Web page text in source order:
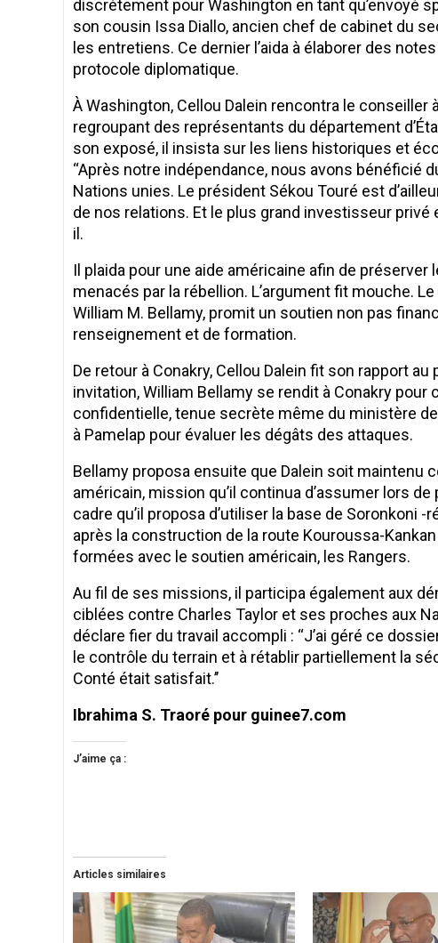
discrètement pour Washington en tant qu’envoyé
son cousin Issa Diallo, ancien chef de cabinet du
les entretiens. Ce dernier l’aida à élaborer des
protocole diplomatique.
À Washington, Cellou Dalein rencontra le
regroupant des représentants du département
son exposé, il insista sur les liens historiques et
‘‘Après notre indépendance, nous avons
Nations unies. Le président Sékou Touré est
de nos relations. Et le plus grand investisseur privé
il.
Il plaida pour une aide américaine afin de
menacés par la rébellion. L’argument fit mouche.
William M. Bellamy, promit un soutien non pas
renseignement et de formation.
De retour à Conakry, Cellou Dalein fit son rapport
invitation, William Bellamy se rendit à Conakry
confidentielle, tenue secrète même du ministère
à Pamelap pour évaluer les dégâts des attaques.
Bellamy proposa ensuite que Dalein soit maintenu
américain, mission qu’il continua d’assumer lors
cadre qu’il proposa d’utiliser la base de Soronkoni
après la construction de la route Kouroussa-
formées avec le soutien américain, les Rangers.
Au fil de ses missions, il participa également aux
ciblées contre Charles Taylor et ses proches aux
déclare fier du travail accompli : ‘‘J’ai géré ce
le contrôle du terrain et à rétablir partiellement la
Conté était satisfait.’’
Ibrahima S. Traoré pour guinee7.com
J’aime ça :
Articles similaires